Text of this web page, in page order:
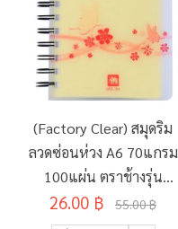
(Factory Clear) สมุดริม
ลวดซ่อนห่วง A6 70แกรม
100แผ่น ตราช้างรุ่น
WSS-104
26.00 ฿ 55.00 ฿